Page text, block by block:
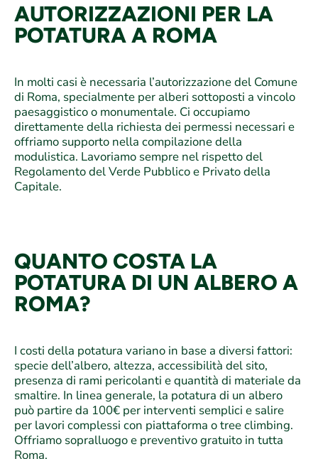
AUTORIZZAZIONI PER LA
POTATURA A ROMA
In molti casi è necessaria l’autorizzazione del Comune
di Roma, specialmente per alberi sottoposti a vincolo
paesaggistico o monumentale. Ci occupiamo
direttamente della richiesta dei permessi necessari e
offriamo supporto nella compilazione della
modulistica. Lavoriamo sempre nel rispetto del
Regolamento del Verde Pubblico e Privato della
Capitale.
QUANTO COSTA LA
POTATURA DI UN ALBERO A
ROMA?
I costi della potatura variano in base a diversi fattori:
specie dell’albero, altezza, accessibilità del sito,
presenza di rami pericolanti e quantità di materiale da
smaltire. In linea generale, la potatura di un albero
può partire da 100€ per interventi semplici e salire
per lavori complessi con piattaforma o tree climbing.
Offriamo sopralluogo e preventivo gratuito in tutta
Roma.